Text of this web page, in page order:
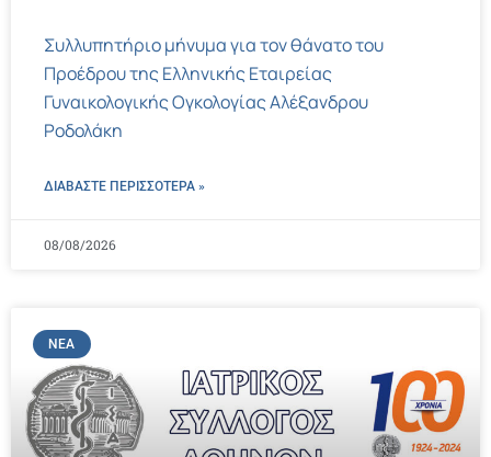
Συλλυπητήριο μήνυμα για τον θάνατο του
Προέδρου της Ελληνικής Εταιρείας
Γυναικολογικής Ογκολογίας Αλέξανδρου
Ροδολάκη
ΔΙΑΒΑΣΤΕ ΠΕΡΙΣΣΌΤΕΡΑ »
08/08/2026
ΝΈΑ